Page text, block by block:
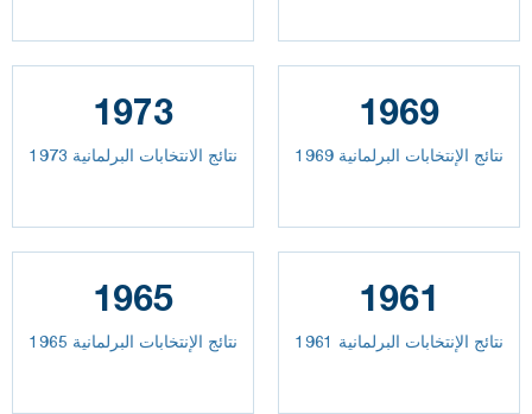
1973
نتائج الانتخابات البرلمانية 1973
1969
نتائج الإنتخابات البرلمانية 1969
1965
نتائج الإنتخابات البرلمانية 1965
1961
نتائج الإنتخابات البرلمانية 1961